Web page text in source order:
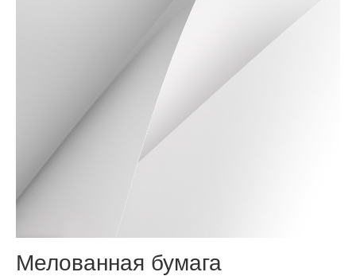
Мелованная бумага